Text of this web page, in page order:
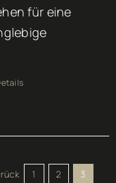
für eine
1 2 3